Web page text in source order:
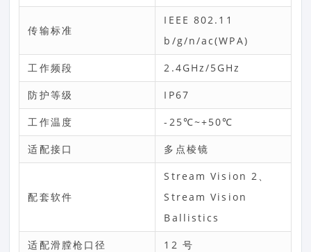
传输标准
IEEE 802.11
b/g/n/ac(WPA)
工作频段 2.4GHz/5GHz
防护等级 IP67
工作温度 -25℃~+50℃
适配接口 多点棱镜
配套软件
Stream Vision 2、
Stream Vision
Ballistics
适配滑膛枪口径 12 号